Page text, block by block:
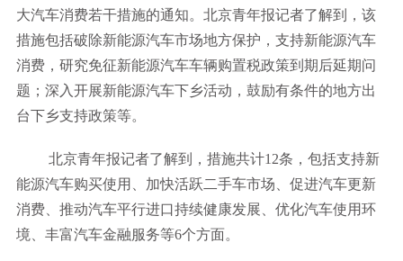
大汽车消费若干措施的通知。北京青年报记者了解到，该
措施包括破除新能源汽车市场地方保护，支持新能源汽车
消费，研究免征新能源汽车车辆购置税政策到期后延期问
题；深入开展新能源汽车下乡活动，鼓励有条件的地方出
台下乡支持政策等。
北京青年报记者了解到，措施共计12条，包括支持新
能源汽车购买使用、加快活跃二手车市场、促进汽车更新
消费、推动汽车平行进口持续健康发展、优化汽车使用环
境、丰富汽车金融服务等6个方面。